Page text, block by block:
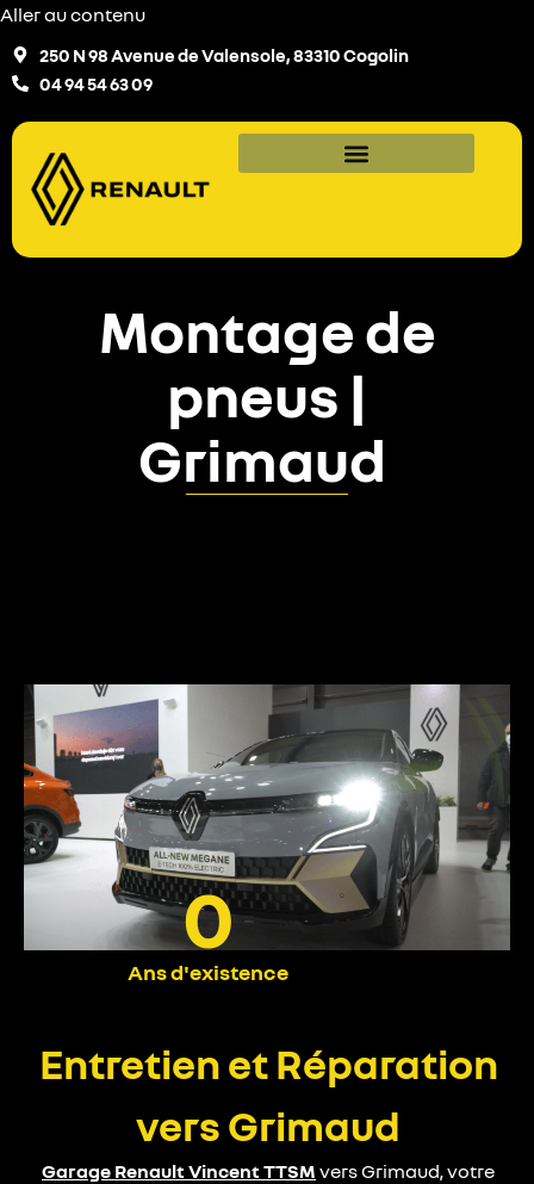
Aller au contenu
250 N 98 Avenue de Valensole, 83310 Cogolin
04 94 54 63 09
Montage de
pneus |
Grimaud
Ans d'existence
0
Entretien et Réparation
vers Grimaud
Garage Renault Vincent TTSM vers Grimaud, votre